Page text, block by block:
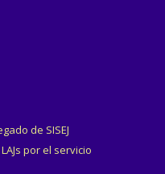
de SISEJ
por el servicio